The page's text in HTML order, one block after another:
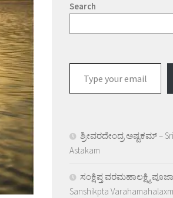
Search
your
ಶ್ರೀವರದೇಂದ್ರ ಅಷ್ಟಕಮ್ –
Astakam
ಸಂಕ್ಷಿಪ್ತ ವರಮಹಾಲಕ್ಷ್ಮಿ
Sanshikpta